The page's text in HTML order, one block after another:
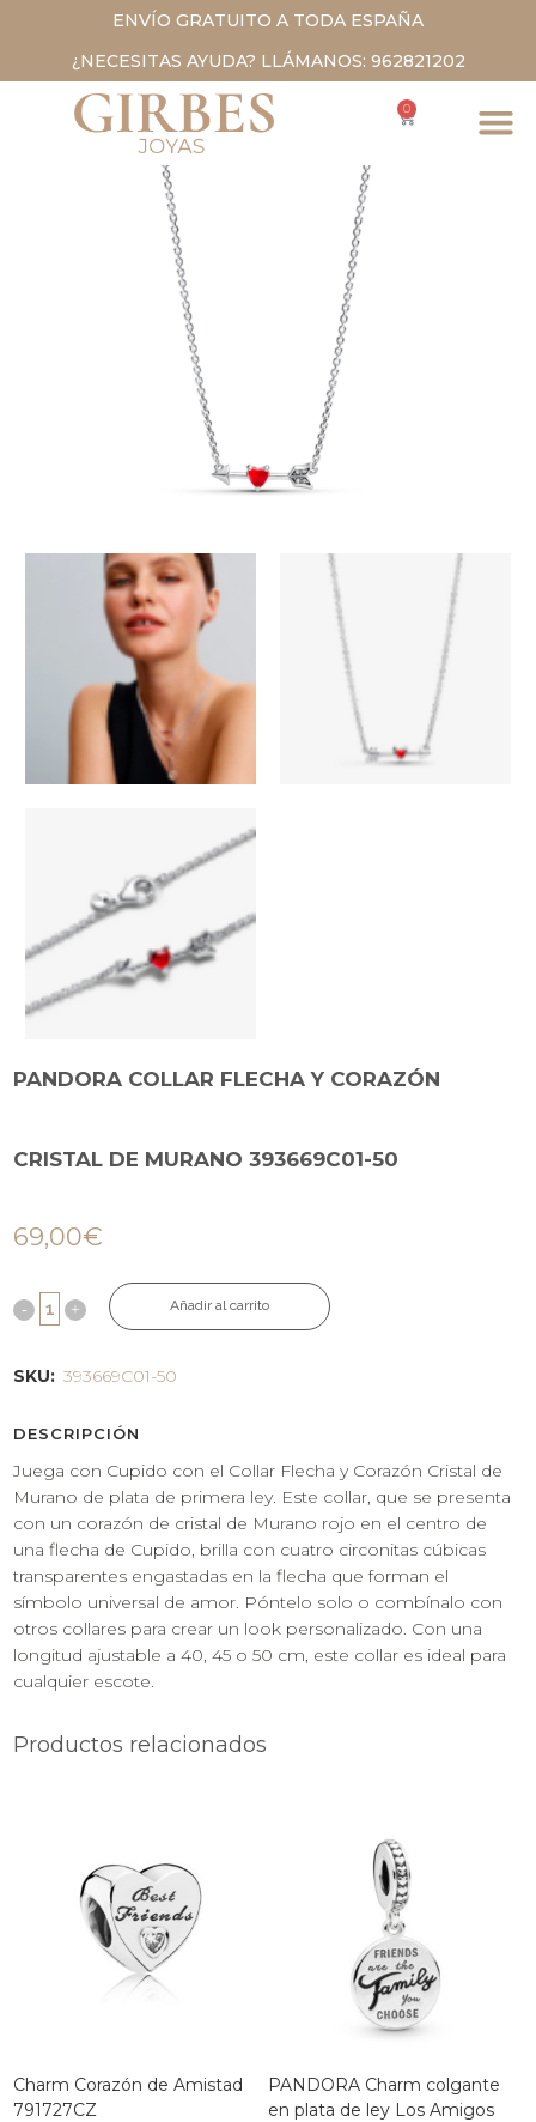
ENVÍO GRATUITO A TODA ESPAÑA
¿NECESITAS AYUDA? LLÁMANOS: 962821202
0
PANDORA COLLAR FLECHA Y CORAZÓN
CRISTAL DE MURANO 393669C01-50
69,00€
Añadir al carrito
SKU: 393669C01-50
DESCRIPCIÓN
Juega con Cupido con el Collar Flecha y Corazón Cristal de
Murano de plata de primera ley. Este collar, que se presenta
con un corazón de cristal de Murano rojo en el centro de
una flecha de Cupido, brilla con cuatro circonitas cúbicas
transparentes engastadas en la flecha que forman el
símbolo universal de amor. Póntelo solo o combínalo con
otros collares para crear un look personalizado. Con una
longitud ajustable a 40, 45 o 50 cm, este collar es ideal para
cualquier escote.
Productos relacionados
Charm Corazón de Amistad
791727CZ
PANDORA Charm colgante
en plata de ley Los Amigos